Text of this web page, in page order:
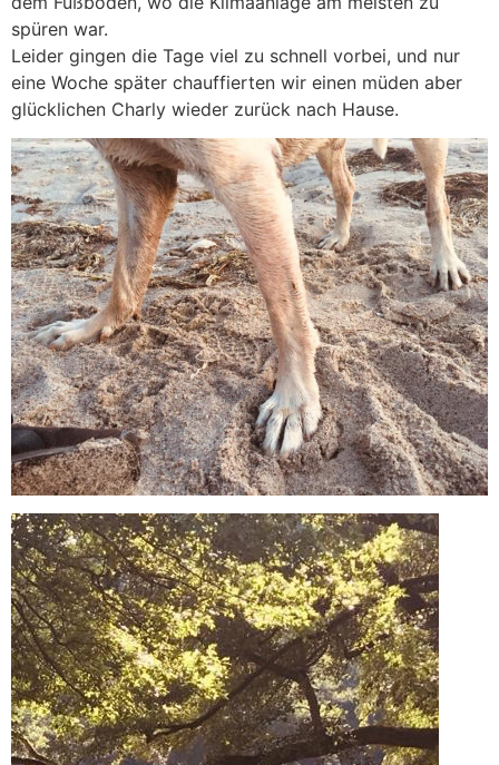
spüren war.
Leider gingen die Tage viel zu schnell vorbei, und nur
eine Woche später chauffierten wir einen müden aber
glücklichen Charly wieder zurück nach Hause.